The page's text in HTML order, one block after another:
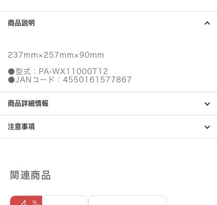
商品説明
237mm×257mm×90mm
●型式：PA-WX11000T12
●JANコード：4550161577867
商品詳細情報
注意事項
関連商品